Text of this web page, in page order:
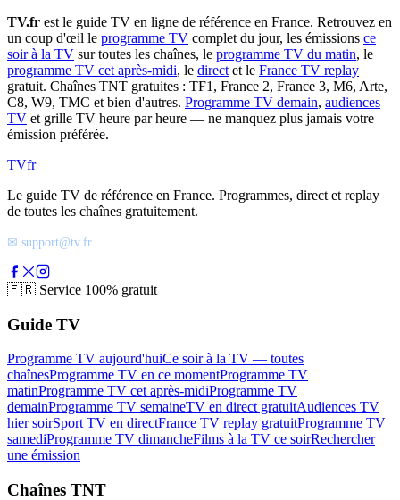
TV.fr est le guide TV en ligne de référence en France. Retrouvez en
un coup d'œil le programme TV complet du jour, les émissions ce
soir à la TV sur toutes les chaînes, le programme TV du matin, le
programme TV cet après-midi, le direct et le France TV replay
gratuit. Chaînes TNT gratuites : TF1, France 2, France 3, M6, Arte,
C8, W9, TMC et bien d'autres. Programme TV demain, audiences
TV et grille TV heure par heure — ne manquez plus jamais votre
émission préférée.
TVfr
Le guide TV de référence en France. Programmes, direct et replay
de toutes les chaînes gratuitement.
✉ support@tv.fr
🇫🇷 Service 100% gratuit
Guide TV
Programme TV aujourd'huiCe soir à la TV — toutes
chaînesProgramme TV en ce momentProgramme TV
matinProgramme TV cet après-midiProgramme TV
demainProgramme TV semaineTV en direct gratuitAudiences TV
hier soirSport TV en directFrance TV replay gratuitProgramme TV
samediProgramme TV dimancheFilms à la TV ce soirRechercher
une émission
Chaînes TNT